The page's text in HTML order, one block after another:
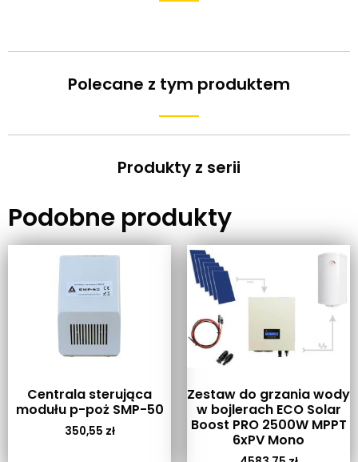
Polecane z tym produktem
Produkty z serii
Podobne produkty
Centrala sterująca
modułu p-poż SMP-50
350,55 zł
Zestaw do grzania wody
w bojlerach ECO Solar
Boost PRO 2500W MPPT
6xPV Mono